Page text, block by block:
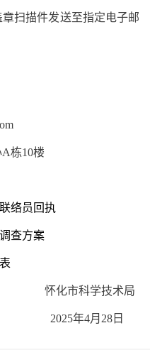
扫描件发送至指定电子邮
栋10楼
络员回执
查方案
技术局
月28日